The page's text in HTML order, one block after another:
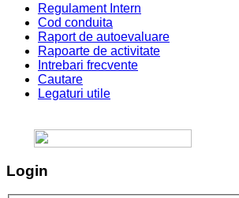
Regulament Intern
Cod conduita
Raport de autoevaluare
Rapoarte de activitate
Intrebari frecvente
Cautare
Legaturi utile
Login